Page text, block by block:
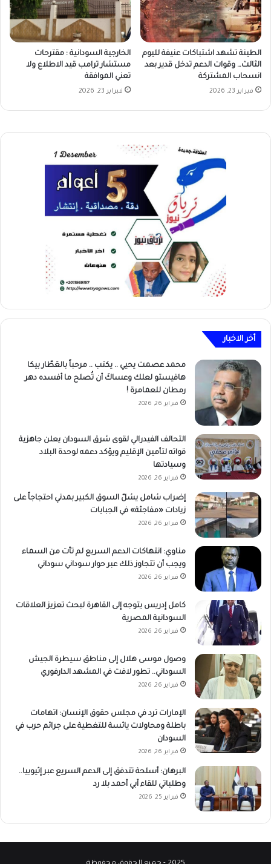
الطينة تشهد اشتباكات عنيفة لليوم
الثالث… وقوات الدعم تدخل قدير بعد
انسحاب المشتركة
فبراير 23, 2026
الخارجية السودانية : مقترحات
مستشار ترامب قيد الاطلاع ولا
تعني الموافقة
فبراير 23, 2026
أخر الاخبار
محمد عصمت يحيي .. يكتب .. مرحباً بالعَطّار بيكا
هافيستو لعلك وعساكَ أن تُصلح ما أفسده دهر
رمطان للعمامرة !
فبراير 26, 2026
التحالف الفيدرالي لقوى شرق السودان يعلن جاهزية
قواته لتأمين الإقليم ويؤكد دعمه لوحدة البلاد
وسيادتها
فبراير 26, 2026
إضراب شامل يشلّ السوق الكبير بمدني احتجاجاً على
زيادات «مفاجئة» في الجبايات
فبراير 26, 2026
مناوي: انتهاكات الدعم السريع لم تأت من السماء
ويجب أن تتجاوز ذلك عبر حوار سوداني سوداني
فبراير 26, 2026
كامل إدريس يتوجه إلى القاهرة لبحث تعزيز العلاقات
السودانية المصرية
فبراير 26, 2026
وصول موسى هلال إلى مناطق سيطرة الجيش
السوداني.. تطور لافت في المشهد الدارفوري
فبراير 26, 2026
الإمارات ترد في مجلس حقوق الإنسان: اتهامات
باطلة ومحاولات يائسة للتغطية على جرائم حرب في
السودان
فبراير 26, 2026
البرهان: أسلحة تتدفق إلى الدعم السريع عبر إثيوبيا..
وطلباتي للقاء آبي أحمد بلا رد
فبراير 25, 2026